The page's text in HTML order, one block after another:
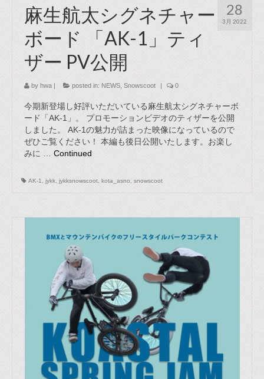
28
3月 2022
麻生航太シグネチャー
ボード 「AK-1」ティ
ザー PV公開
by hwa | posted in: NEWS Snowscoot | 0
今期新登場し好評いただいている麻生航太シグネチャーボ
ード「AK-1」。 プロモーションビデオのティザーを公開
しました。 AK-1の魅力が詰まった映像になっているので
ぜひご覧ください！ 本編も後日公開いたします。お楽し
みに … Continued
AK-1 jykk jykksnowscoot kota_asno snowscoot